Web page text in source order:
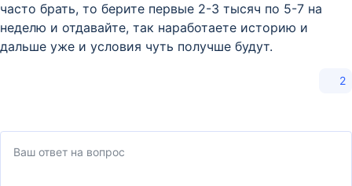
часто брать, то берите первые 2-3 тысяч по 5-7 на
неделю и отдавайте, так наработаете историю и
дальше уже и условия чуть получше будут.
2